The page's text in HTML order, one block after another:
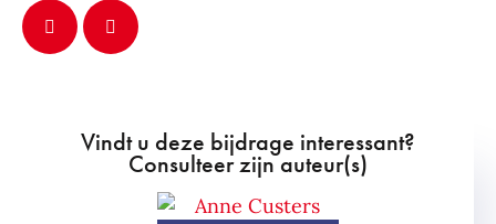
Vindt u deze bijdrage interessant?
Consulteer zijn auteur(s)